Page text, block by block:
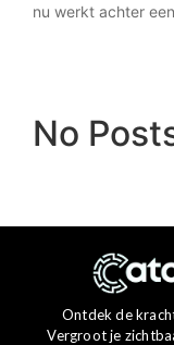
nu werkt achter
No
Ontdek de
Vergroot je